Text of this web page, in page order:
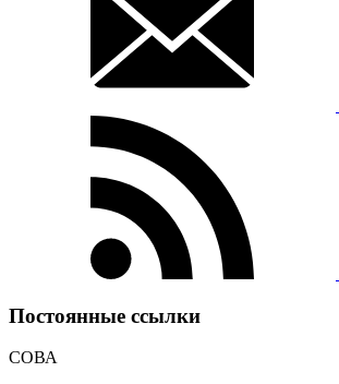
Постоянные ссылки
СОВА